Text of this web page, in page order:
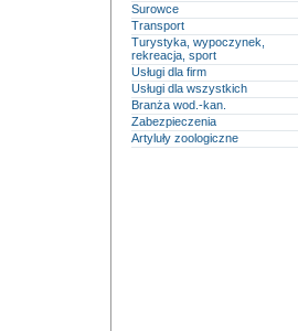
Surowce
Transport
Turystyka, wypoczynek,
rekreacja, sport
Usługi dla firm
Usługi dla wszystkich
Branża wod.-kan.
Zabezpieczenia
Artyluły zoologiczne